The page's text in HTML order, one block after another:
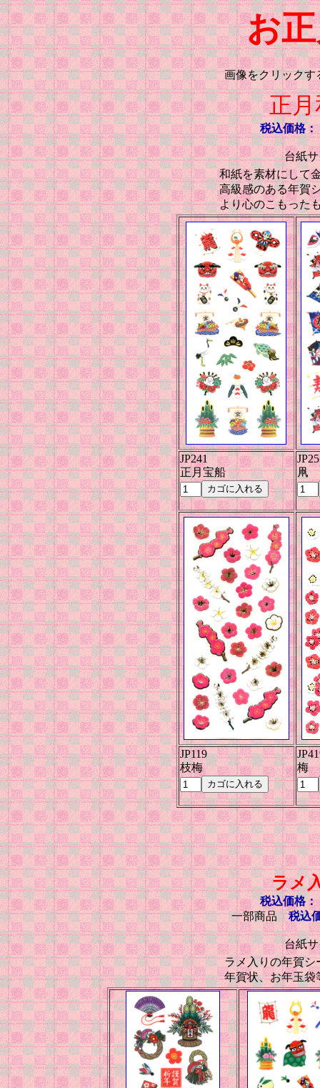
お
画像をクリックす
正
税込価格：
台紙サ
和紙を素材にして
高級感のある年賀
より心のこもった
JP241
正月宝船
凧
JP119
枝梅
梅
ラメ
税込価格：
一部商品税込
台紙サ
ラメ入りの年賀
年賀状、お年玉